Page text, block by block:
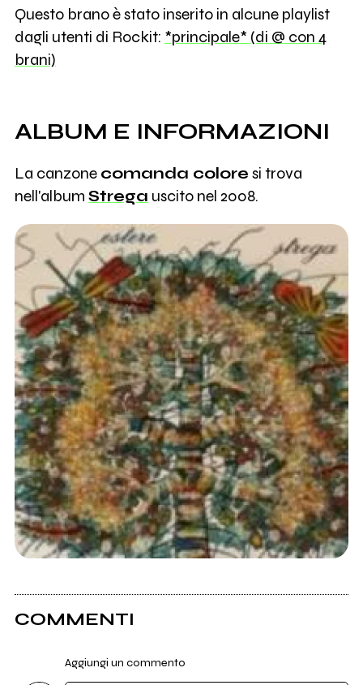
Questo brano è stato inserito in alcune playlist
dagli utenti di Rockit: *principale* (di @ con 4
brani)
ALBUM E INFORMAZIONI
La canzone comanda colore si trova
nell'album Strega uscito nel 2008.
COMMENTI
Aggiungi un commento